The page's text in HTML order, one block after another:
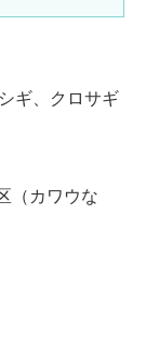
ギ、クロサギ
（カワウな